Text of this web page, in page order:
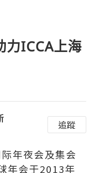
力ICCA上海
追蹤
年夜会及集会
年会于2013年